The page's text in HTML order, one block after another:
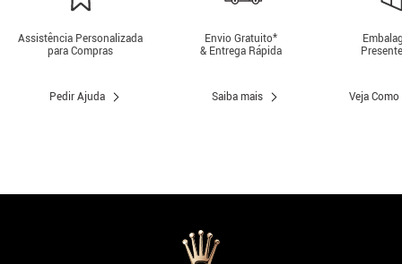
Assistência Personalizada
para Compras
Pedir Ajuda
Envio Gratuito*
& Entrega Rápida
Saiba mais Veja